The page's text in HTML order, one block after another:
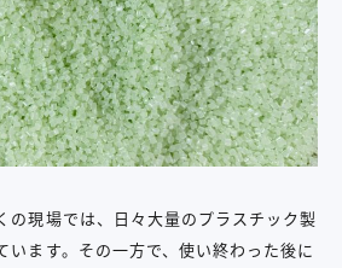
の現場では、日々大量のプラスチック製
います。その一方で、使い終わった後に